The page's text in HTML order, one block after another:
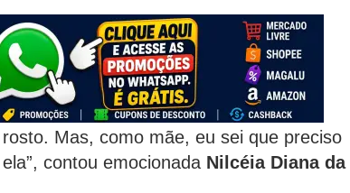
Mas, como mãe, eu sei que preciso
contou emocionada Nilcéia Diana da